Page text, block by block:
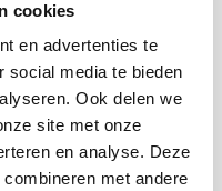
cookies
en advertenties te
social media te bieden
Ook delen we
site met onze
en analyse. Deze
met andere